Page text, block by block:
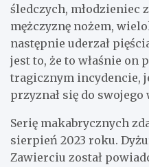
śledczych, młodzieniec
mężczyznę nożem,
następnie uderzał
jest to, że to właśnie on
tragicznym incydencie,
przyznał się do swojego
Serię makabrycznych
sierpień 2023 roku.
Zawierciu został